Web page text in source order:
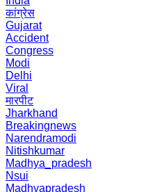
कांग्रेस
Gujarat
Accident
Congress
Modi
Delhi
Viral
मारपीट
Jharkhand
Breakingnews
Narendramodi
Nitishkumar
Madhya_pradesh
Nsui
Madhyapradesh